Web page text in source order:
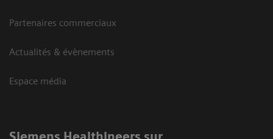
Partenaires commerciaux
Actualités & évènements
Espace média